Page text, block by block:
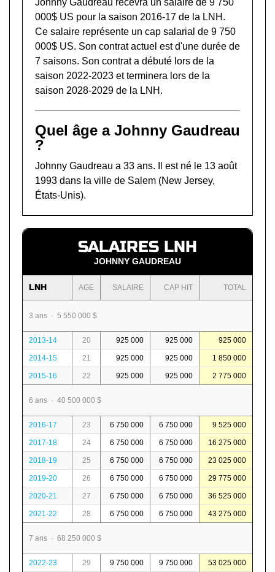
Johnny Gaudreau recevra un salaire de 9 750
000$ US pour la saison 2016-17 de la LNH.
Ce salaire représente un cap salarial de 9 750
000$ US. Son contrat actuel est d'une durée de
7 saisons. Son contrat a débuté lors de la
saison 2022-2023 et terminera lors de la
saison 2028-2029 de la LNH.
Quel âge a Johnny Gaudreau
?
Johnny Gaudreau a 33 ans. Il est né le 13 août
1993 dans la ville de Salem (New Jersey,
États-Unis).
SALAIRES LNH
JOHNNY GAUDREAU
LNH AGE SALAIRE CAP HIT TOTAL
3 ans · 5 550 000 $
2013-14 20 925 000 925 000 925 000
2014-15 21 925 000 925 000 1 850 000
2015-16 22 925 000 925 000 2 775 000
6 ans · 40 500 000 $
2016-17 23 6 750 000 6 750 000 9 525 000
2017-18 24 6 750 000 6 750 000 16 275 000
2018-19 25 6 750 000 6 750 000 23 025 000
2019-20 26 6 750 000 6 750 000 29 775 000
2020-21 27 6 750 000 6 750 000 36 525 000
2021-22 28 6 750 000 6 750 000 43 275 000
7 ans · 68 250 000 $
2022-23 29 9 750 000 9 750 000 53 025 000